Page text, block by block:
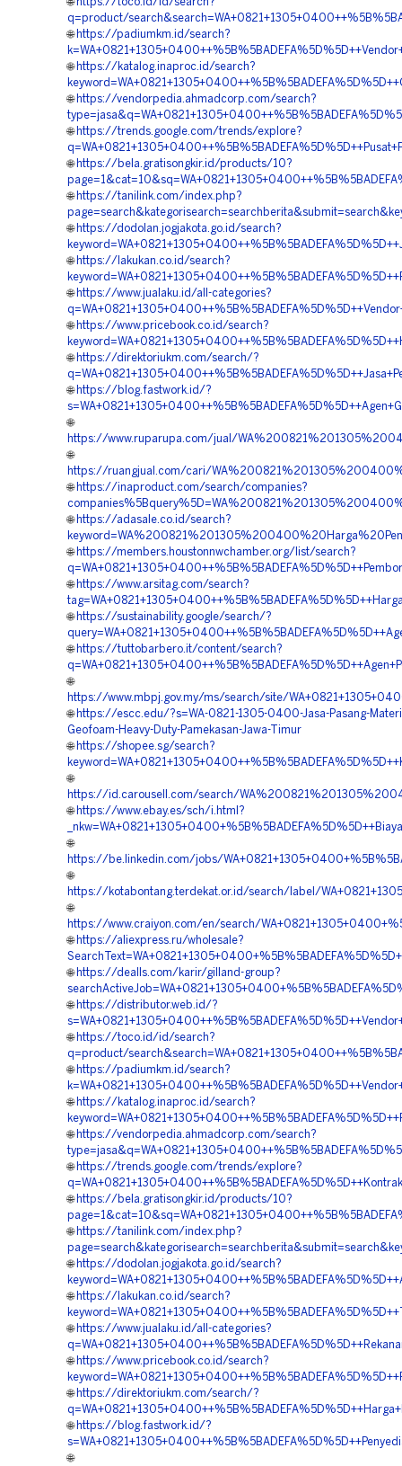
🌐 https://toco.id/id/search?
q=product/
🌐 https://padiumkm.id/search?
🌐 https://katalog.inaproc.id/search?
🌐 https://vendorpedia.ahmadcorp.com/search?
🌐 https://trends.google.com/trends/explore?
🌐 https://bela.gratisongkir.id/products/10?
🌐 https://tanilink.com/index.php?
🌐 https://dodolan.jogjakota.go.id/search?
🌐 https://lakukan.co.id/search?
🌐 https://www.jualaku.id/all-categories?
🌐 https://www.pricebook.co.id/search?
🌐 https://direktoriukm.com/search/?
🌐 https://blog.fastwork.id/?
🌐
https://www.ruparupa.com/jual/
🌐
https://ruangjual.com/cari/
🌐 https://inaproduct.com/search/companies?
🌐 https://adasale.co.id/search?
🌐 https://members.houstonnwchamber.org/list/search?
🌐 https://www.arsitag.com/search?
🌐 https://sustainability.google/search/?
🌐 https://tuttobarbero.it/content/search?
🌐
https://www.mbpj.gov.my/ms/search/site/
🌐 https://escc.edu/?s=WA-0821-1305-0400-Jasa-Pasang-
Geofoam-Heavy-Duty-Pamekasan-Jawa-Timur
🌐 https://shopee.sg/search?
🌐
https://id.carousell.com/search/
🌐 https://www.ebay.es/sch/i.html?
🌐
https://be.linkedin.com/jobs/
🌐
https://kotabontang.terdekat.or.id/search/label/
🌐
https://www.craiyon.com/en/search/
🌐 https://aliexpress.ru/wholesale?
🌐 https://dealls.com/karir/gilland-group?
🌐 https://distributor.web.id/?
🌐 https://toco.id/id/search?
q=product/
🌐 https://padiumkm.id/search?
🌐 https://katalog.inaproc.id/search?
🌐 https://vendorpedia.ahmadcorp.com/search?
🌐 https://trends.google.com/trends/explore?
🌐 https://bela.gratisongkir.id/products/10?
🌐 https://tanilink.com/index.php?
🌐 https://dodolan.jogjakota.go.id/search?
🌐 https://lakukan.co.id/search?
🌐 https://www.jualaku.id/all-categories?
🌐 https://www.pricebook.co.id/search?
🌐 https://direktoriukm.com/search/?
🌐 https://blog.fastwork.id/?
🌐